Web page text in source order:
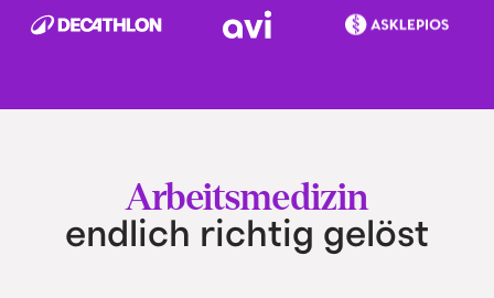
Arbeitsmedizin
endlich richtig gelöst